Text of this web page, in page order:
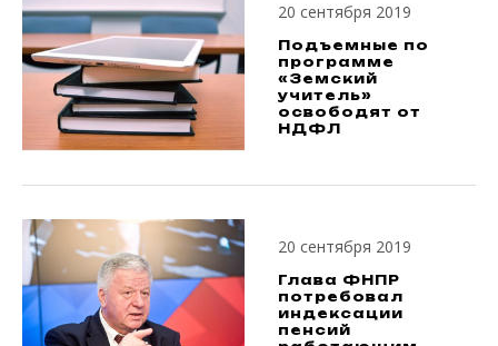
20 сентября 2019
Подъемные по
программе
«Земский
учитель»
освободят от
НДФЛ
20 сентября 2019
Глава ФНПР
потребовал
индексации
пенсий